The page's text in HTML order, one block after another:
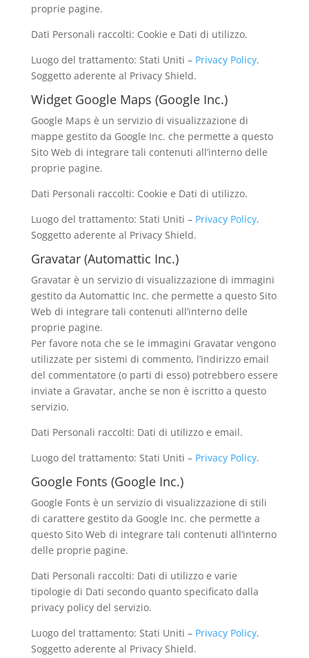
proprie pagine.
Dati Personali raccolti: Cookie e Dati di utilizzo.
Luogo del trattamento: Stati Uniti – Privacy Policy.
Soggetto aderente al Privacy Shield.
Widget Google Maps (Google Inc.)
Google Maps è un servizio di visualizzazione di
mappe gestito da Google Inc. che permette a questo
Sito Web di integrare tali contenuti all’interno delle
proprie pagine.
Dati Personali raccolti: Cookie e Dati di utilizzo.
Luogo del trattamento: Stati Uniti – Privacy Policy.
Soggetto aderente al Privacy Shield.
Gravatar (Automattic Inc.)
Gravatar è un servizio di visualizzazione di immagini
gestito da Automattic Inc. che permette a questo Sito
Web di integrare tali contenuti all’interno delle
proprie pagine.
Per favore nota che se le immagini Gravatar vengono
utilizzate per sistemi di commento, l’indirizzo email
del commentatore (o parti di esso) potrebbero essere
inviate a Gravatar, anche se non è iscritto a questo
servizio.
Dati Personali raccolti: Dati di utilizzo e email.
Luogo del trattamento: Stati Uniti – Privacy Policy.
Google Fonts (Google Inc.)
Google Fonts è un servizio di visualizzazione di stili
di carattere gestito da Google Inc. che permette a
questo Sito Web di integrare tali contenuti all’interno
delle proprie pagine.
Dati Personali raccolti: Dati di utilizzo e varie
tipologie di Dati secondo quanto specificato dalla
privacy policy del servizio.
Luogo del trattamento: Stati Uniti – Privacy Policy.
Soggetto aderente al Privacy Shield.